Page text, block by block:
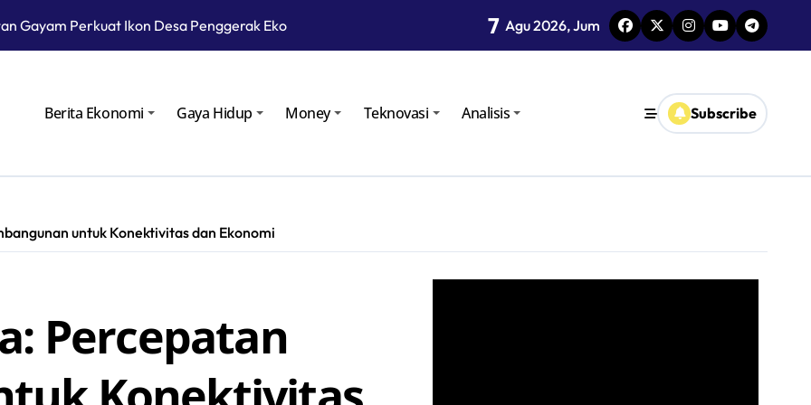
Gayam Perkuat Ikon Desa Penggerak Ekonomi Lokal Melalui TPID
Niaga Siagakan Ribuan Agen dan Pangkalan LPG 3 Kg
Niaga Menyiapkan 1.832 SPBU Siaga
pada Masa Lebaran 2025
Bojonegoro Bangun Desa Mandiri Ekonomi
7 Agu 2026, Jum
Berita Ekonomi Gaya Hidup Money Teknovasi Analisis Subscribe
untuk Konektivitas dan Ekonomi
Percepatan